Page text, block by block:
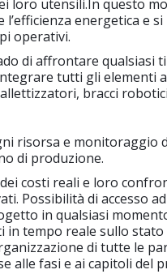
loro utensili.In questo
l’efficienza energetica e si
operativi.
di affrontare qualsiasi
tutti gli elementi
bracci
risorsa e monitoraggio
di produzione.
costi reali e loro
Possibilità di accesso
in qualsiasi
in tempo reale sullo stato
di tutte le
alle fasi e ai capitoli del